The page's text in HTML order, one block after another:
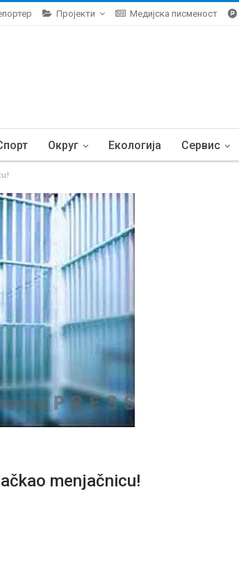
Пројекти Медијска писменост
Округ Екологија Сервис
menjačnicu!